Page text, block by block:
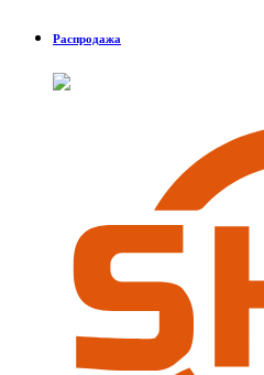
Распродажа